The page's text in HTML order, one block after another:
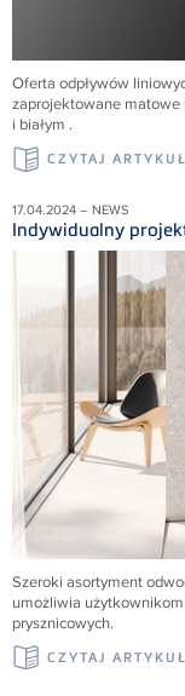
Oferta odpływów
zaprojektowane matowe
i białym .
CZYTAJ ARTYKUŁ
17.04.2024 – NEWS
Indywidualny
Szeroki asortyment
umożliwia
prysznicowych.
CZYTAJ ARTYKUŁ